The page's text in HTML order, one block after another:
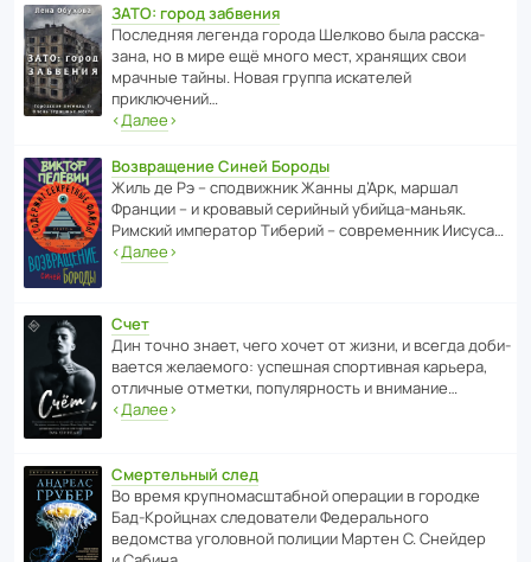
ЗАТО: город забвения
После­дняя легенда города Шелково была расска­
зана, но в мире ещё много мест, хранящих свои
мрачные тайны. Новая группа иска­телей
приключений…
‹Далее›
Возвращение Синей Бороды
Жиль де Рэ – спод­ви­жник Жанны д’Арк, маршал
Франции – и кровавый серийный убийца-маньяк.
Римский импе­ратор Тиберий – совре­менник Иисуса…
‹Далее›
Счет
Дин точно знает, чего хочет от жизни, и всегда доби­
ва­ется жела­е­мого: успе­шная спор­ти­вная карьера,
отли­чные отметки, попу­ля­р­ность и внимание…
‹Далее›
Смертельный след
Во время круп­но­мас­ш­та­бной операции в городке
Бад‑Крой­цнах следо­ва­тели Феде­раль­ного
ведомства уголо­вной полиции Мартен С. Снейдер